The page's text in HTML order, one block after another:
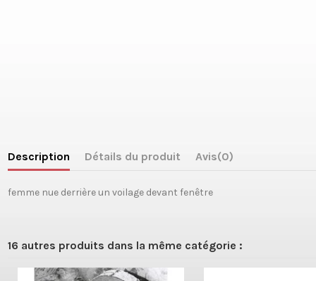
Description Détails du produit Avis(0)
femme nue derrière un voilage devant fenêtre
16 autres produits dans la même catégorie :